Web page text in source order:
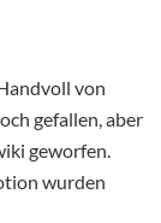
von
gefallen, aber
geworfen.
wurden